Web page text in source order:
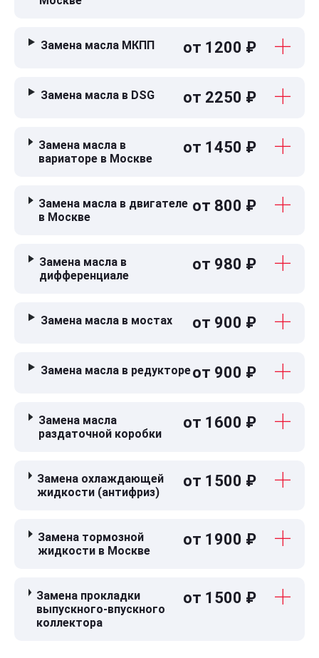
Замена масла МКПП от 1200 ₽
Замена масла в DSG от 2250 ₽
Замена масла в
вариаторе в Москве
от 1450 ₽
Замена масла в двигателе
в Москве
от 800 ₽
Замена масла в
дифференциале
от 980 ₽
Замена масла в мостах от 900 ₽
Замена масла в редуктореот 900 ₽
Замена масла
раздаточной коробки
от 1600 ₽
Замена охлаждающей
жидкости (антифриз)
от 1500 ₽
Замена тормозной
жидкости в Москве
от 1900 ₽
Замена прокладки
выпускного-впускного
коллектора
от 1500 ₽